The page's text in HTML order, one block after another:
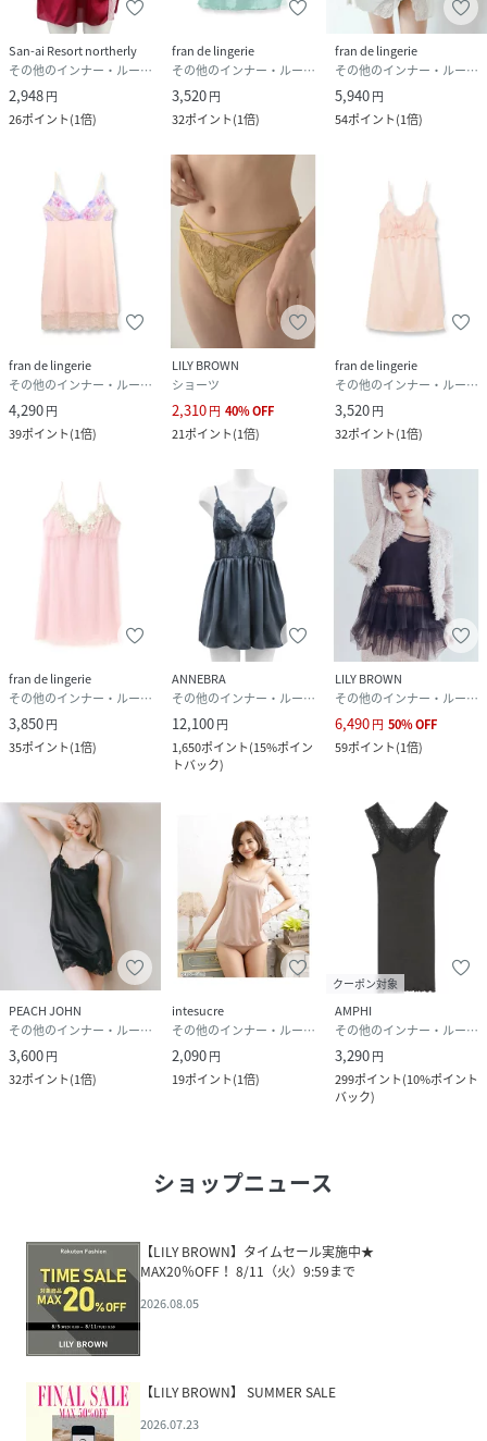
San-ai Resort northerly
その他のインナー・ルームウェア
2,948円
26ポイント(1倍)
fran de lingerie
その他のインナー・ルームウェア
3,520円
32ポイント(1倍)
fran de lingerie
その他のインナー・ルームウェア
5,940円
54ポイント(1倍)
fran de lingerie
その他のインナー・ルームウェア
4,290円
39ポイント(1倍)
LILY BROWN
ショーツ
2,310円 40%OFF
21ポイント(1倍)
fran de lingerie
その他のインナー・ルームウェア
3,520円
32ポイント(1倍)
fran de lingerie
その他のインナー・ルームウェア
3,850円
35ポイント(1倍)
ANNEBRA
その他のインナー・ルームウェア
12,100円
1,650ポイント(15%ポイン
トバック)
LILY BROWN
その他のインナー・ルームウェア
6,490円 50%OFF
59ポイント(1倍)
PEACH JOHN
その他のインナー・ルームウェア
3,600円
32ポイント(1倍)
intesucre
その他のインナー・ルームウェア
2,090円
19ポイント(1倍)
クーポン対象
AMPHI
その他のインナー・ルームウェア
3,290円
299ポイント(10%ポイント
バック)
ショップニュース
【LILY BROWN】タイムセール実施中★
MAX20％OFF！ 8/11（火）9:59まで
2026.08.05
【LILY BROWN】 SUMMER SALE
2026.07.23